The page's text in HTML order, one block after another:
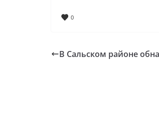
0
В Сальском районе